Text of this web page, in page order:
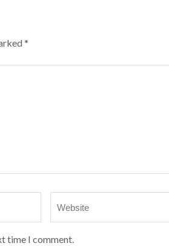
*
time I comment.